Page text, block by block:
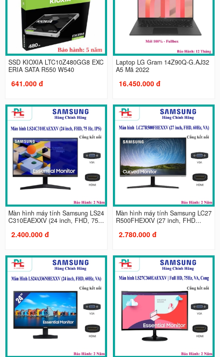
SSD KIOXIA LTC10Z480GG8 EXC
ERIA SATA R550 W540
641.000 đ
Laptop LG Gram 14Z90Q-G.AJ32
A5 Mã 2022
16.450.000 đ
Màn hình máy tính Samsung LS24
C310EAEXXV (24 inch, FHD, 75...
2.400.000 đ
Màn hình máy tính Samsung LC27
R500FHEXXV (27 inch, FHD...
2.780.000 đ